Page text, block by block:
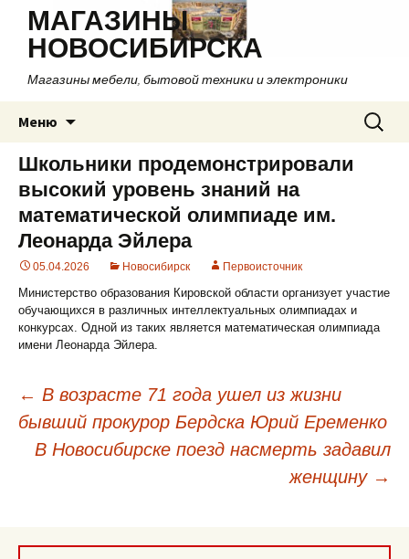
МАГАЗИНЫ
НОВОСИБИРСКА
Магазины мебели, бытовой техники и электроники
Меню
содержимому
Найти:
Школьники продемонстрировали
высокий уровень знаний на
математической олимпиаде им.
Леонарда Эйлера
05.04.2026 Новосибирск Первоисточник
Министерство образования Кировской области организует участие
обучающихся в различных интеллектуальных олимпиадах и
конкурсах. Одной из таких является математическая олимпиада
имени Леонарда Эйлера.
Навигация
← В возрасте 71 года ушел из жизни
бывший прокурор Бердска Юрий Еременко
В Новосибирске поезд насмерть задавил
женщину →